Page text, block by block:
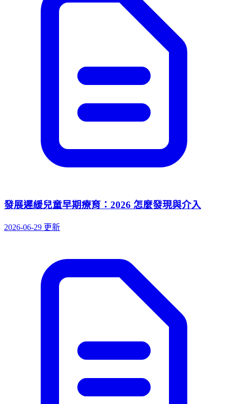
發展遲緩兒童早期療育：2026 怎麼發現與介入
2026-06-29 更新